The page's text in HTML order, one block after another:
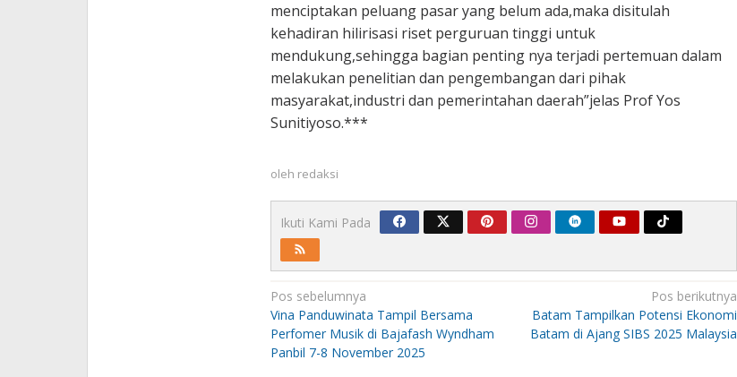
menciptakan peluang pasar yang belum ada,maka disitulah
kehadiran hilirisasi riset perguruan tinggi untuk
mendukung,sehingga bagian penting nya terjadi pertemuan dalam
melakukan penelitian dan pengembangan dari pihak
masyarakat,industri dan pemerintahan daerah”jelas Prof Yos
Sunitiyoso.***
oleh redaksi
Ikuti Kami Pada
Navigasi
pos
Pos sebelumnya
Vina Panduwinata Tampil Bersama
Perfomer Musik di Bajafash Wyndham
Panbil 7-8 November 2025
Pos berikutnya
Batam Tampilkan Potensi Ekonomi
Batam di Ajang SIBS 2025 Malaysia